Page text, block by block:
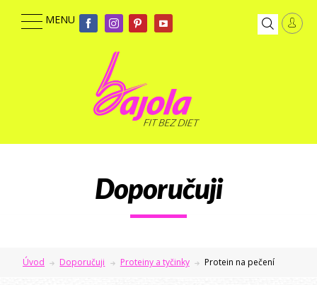
Doporučuji
Úvod Doporučuji Proteiny a tyčinky Protein na pečení